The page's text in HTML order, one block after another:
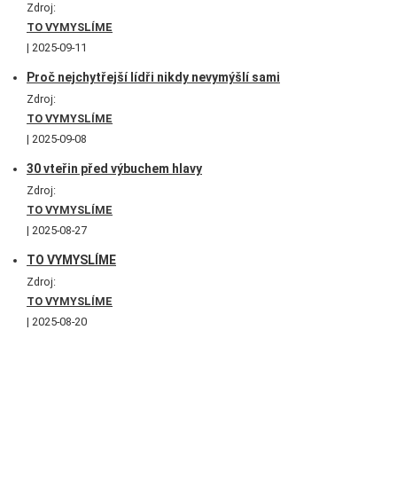
Zdroj:
TO VYMYSLÍME
2025-09-11
Proč nejchytřejší lídři nikdy nevymýšlí sami
Zdroj:
TO VYMYSLÍME
2025-09-08
30 vteřin před výbuchem hlavy
Zdroj:
TO VYMYSLÍME
2025-08-27
TO VYMYSLÍME
Zdroj:
TO VYMYSLÍME
2025-08-20